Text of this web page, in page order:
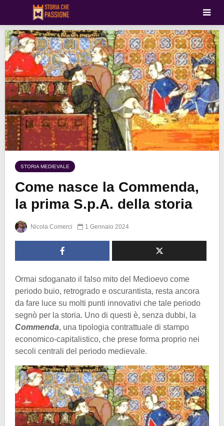
STORIA MEDIEVALE
Come nasce la Commenda,
la prima S.p.A. della storia
Nicola Comerci 1 Gennaio 2024
Ormai sdoganato il falso mito del Medioevo come
periodo buio, retrogrado e oscurantista, resta ancora
da fare luce su molti punti innovativi che tale periodo
segnò per la storia. Uno di questi è, senza dubbi, la
Commenda, una tipologia contrattuale di stampo
economico-capitalistico, che prese forma proprio nei
secoli centrali del periodo medievale.